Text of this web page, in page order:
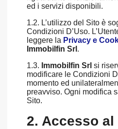
ed i servizi disponibili.
1.2. L’utilizzo del Sito è
Condizioni D’Uso.
leggere la Privacy e
Immobilfin Srl .
1.3. Immobilfin Srl si
modificare le Condizioni
momento ed
preavviso. Ogni modifica
Sito.
2. Accesso al